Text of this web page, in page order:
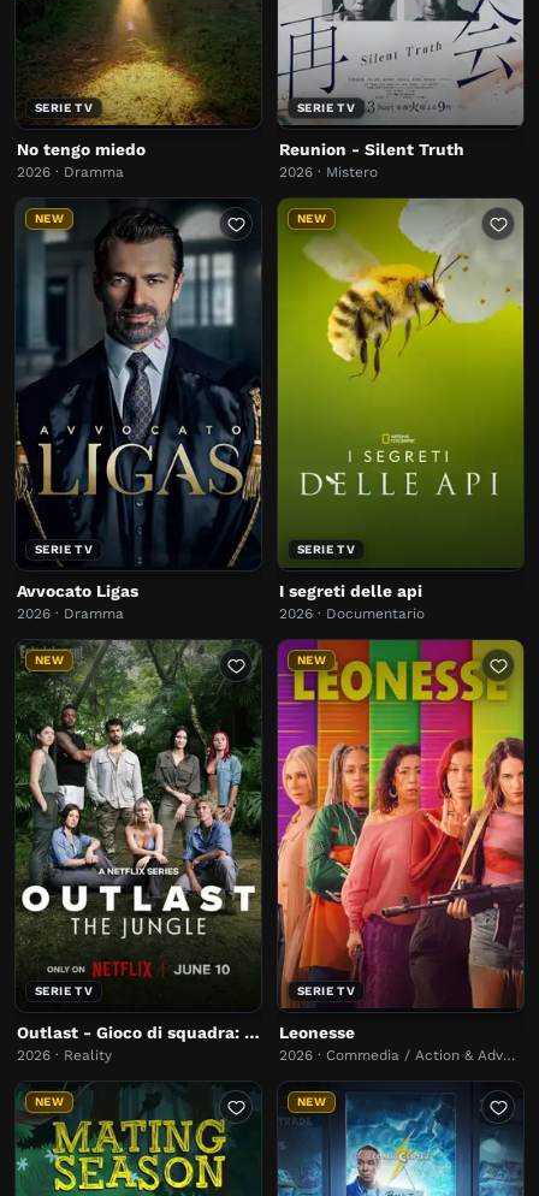
SERIE TV
No tengo miedo
2026 · Dramma
SERIE TV
Reunion - Silent Truth
2026 · Mistero
NEW
SERIE TV
Avvocato Ligas
2026 · Dramma
NEW
SERIE TV
I segreti delle api
2026 · Documentario
NEW
SERIE TV
Outlast - Gioco di squadra: La giungla
2026 · Reality
NEW
SERIE TV
Leonesse
2026 · Commedia / Action & Adventure
NEW NEW